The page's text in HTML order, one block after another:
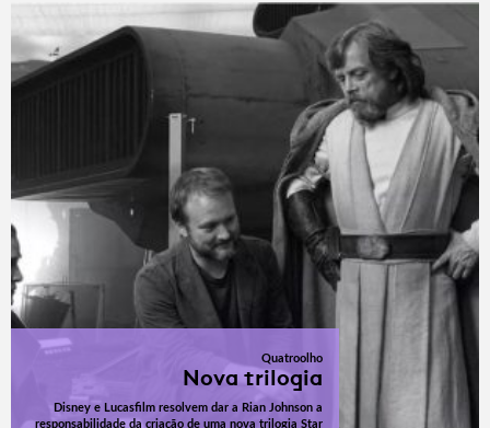
Quatroolho
Nova trilogia
Disney e Lucasfilm resolvem dar a Rian Johnson a
responsabilidade da criação de uma nova trilogia Star